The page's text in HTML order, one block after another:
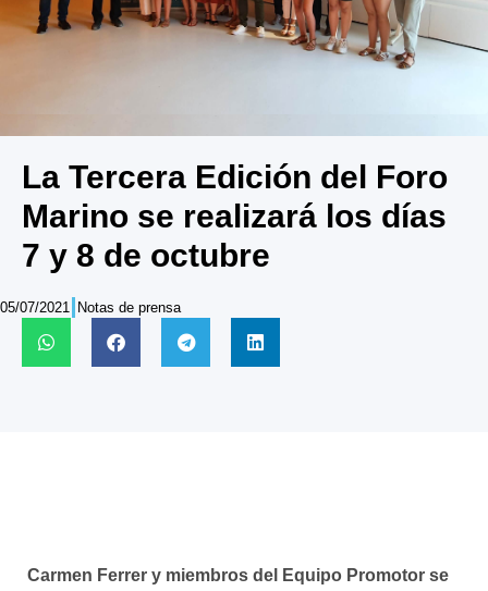
La Tercera Edición del Foro
Marino se realizará los días
7 y 8 de octubre
05/07/2021 Notas de prensa
Carmen Ferrer y miembros del Equipo Promotor se